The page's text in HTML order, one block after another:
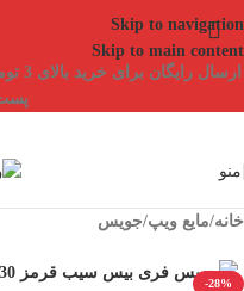
Skip to navigation
Skip to main content
منو
خانه/مایع ویپ/جویس
-28%